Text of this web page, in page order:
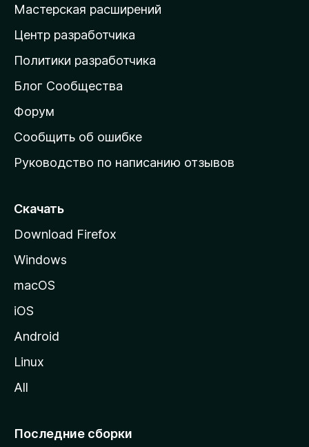
а
д
о
а
ш
н
ю
т
а
н
у
M
i
l
Мастерская расширений
Центр разработчика
Политики разработчика
Блог Сообщества
Форум
Сообщить об ошибке
Руководство по написанию отзывов
Скачать
Download Firefox
Windows
macOS
iOS
Android
Linux
All
Последние сборки